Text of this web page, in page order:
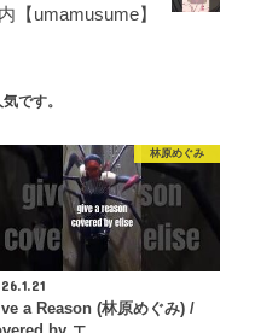
【umamusume】
です。
林原めぐみ
a Reason (林原めぐみ) /